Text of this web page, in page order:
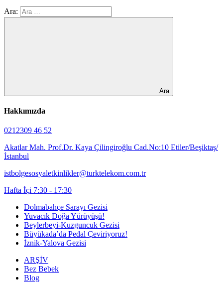
Ara:
Ara
Hakkımızda
0212309 46 52
Akatlar Mah. Prof.Dr. Kaya Çilingiroğlu Cad.No:10 Etiler/Beşiktaş/
İstanbul
istbolgesosyaletkinlikler@turktelekom.com.tr
Hafta İçi 7:30 - 17:30
Dolmabahçe Sarayı Gezisi
Yuvacık Doğa Yürüyüşü!
Beylerbeyi-Kuzguncuk Gezisi
Büyükada’da Pedal Çeviriyoruz!
İznik-Yalova Gezisi
ARŞİV
Bez Bebek
Blog